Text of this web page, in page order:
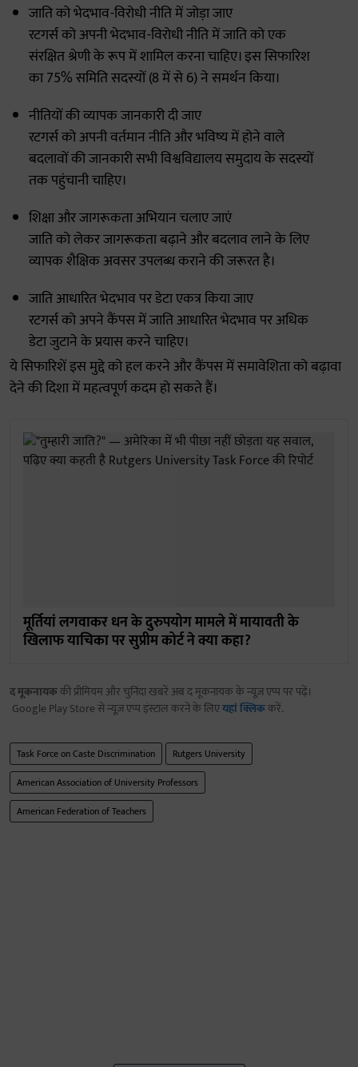
जाति को भेदभाव-विरोधी नीति में जोड़ा जाए
रटगर्स को अपनी भेदभाव-विरोधी नीति में जाति को एक
संरक्षित श्रेणी के रूप में शामिल करना चाहिए। इस सिफारिश
का 75% समिति सदस्यों (8 में से 6) ने समर्थन किया।
नीतियों की व्यापक जानकारी दी जाए
रटगर्स को अपनी वर्तमान नीति और भविष्य में होने वाले
बदलावों की जानकारी सभी विश्वविद्यालय समुदाय के सदस्यों
तक पहुंचानी चाहिए।
शिक्षा और जागरूकता अभियान चलाए जाएं
जाति को लेकर जागरूकता बढ़ाने और बदलाव लाने के लिए
व्यापक शैक्षिक अवसर उपलब्ध कराने की जरूरत है।
जाति आधारित भेदभाव पर डेटा एकत्र किया जाए
रटगर्स को अपने कैंपस में जाति आधारित भेदभाव पर अधिक
डेटा जुटाने के प्रयास करने चाहिए।
ये सिफारिशें इस मुद्दे को हल करने और कैंपस में समावेशिता को बढ़ावा
देने की दिशा में महत्वपूर्ण कदम हो सकते हैं।
मूर्तियां लगवाकर धन के दुरुपयोग मामले में मायावती के
खिलाफ याचिका पर सुप्रीम कोर्ट ने क्या कहा?
द मूकनायककी प्रीमियम और चुनिंदा खबरें अब द मूकनायक के न्यूज़ एप्प पर पढ़ें।
Google Play Store से न्यूज़ एप्प इंस्टाल करने के लिएयहां क्लिककरें.
Task Force on Caste Discrimination
Rutgers University
American Association of University Professors
American Federation of Teachers